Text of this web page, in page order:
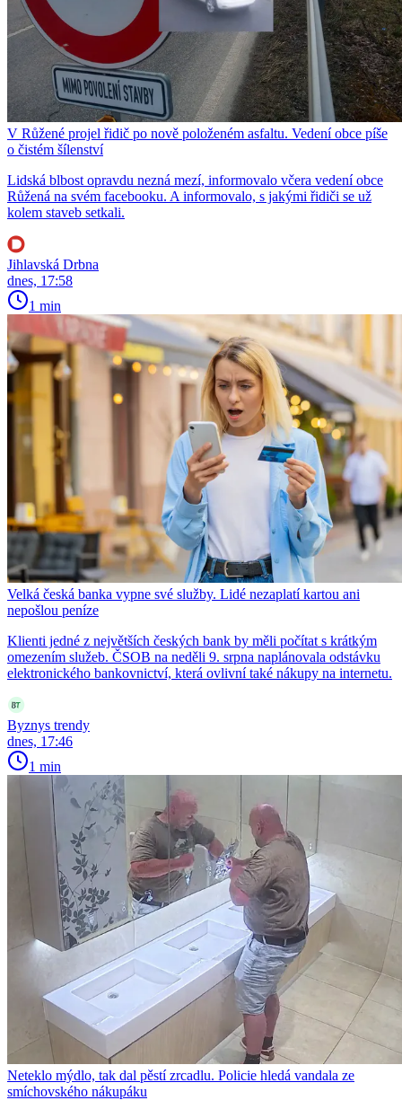
V Růžené projel řidič po nově položeném asfaltu. Vedení obce píše
o čistém šílenství
Lidská blbost opravdu nezná mezí, informovalo včera vedení obce
Růžená na svém facebooku. A informovalo, s jakými řidiči se už
kolem staveb setkali.
Jihlavská Drbna
dnes, 17:58
1 min
Velká česká banka vypne své služby. Lidé nezaplatí kartou ani
nepošlou peníze
Klienti jedné z největších českých bank by měli počítat s krátkým
omezením služeb. ČSOB na neděli 9. srpna naplánovala odstávku
elektronického bankovnictví, která ovlivní také nákupy na internetu.
Byznys trendy
dnes, 17:46
1 min
Neteklo mýdlo, tak dal pěstí zrcadlu. Policie hledá vandala ze
smíchovského nákupáku